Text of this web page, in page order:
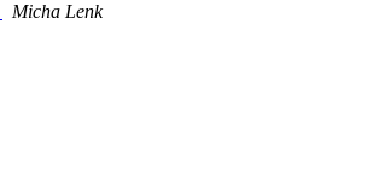
Micha Lenk